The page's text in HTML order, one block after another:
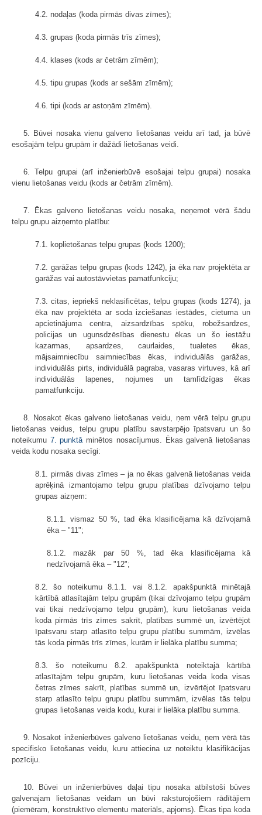
4.2. nodaļas (koda pirmās divas zīmes);
4.3. grupas (koda pirmās trīs zīmes);
4.4. klases (kods ar četrām zīmēm);
4.5. tipu grupas (kods ar sešām zīmēm);
4.6. tipi (kods ar astoņām zīmēm).
5. Būvei nosaka vienu galveno lietošanas veidu arī tad, ja būvē
esošajām telpu grupām ir dažādi lietošanas veidi.
6. Telpu grupai (arī inženierbūvē esošajai telpu grupai) nosaka
vienu lietošanas veidu (kods ar četrām zīmēm).
7. Ēkas galveno lietošanas veidu nosaka, neņemot vērā šādu
telpu grupu aizņemto platību:
7.1. koplietošanas telpu grupas (kods 1200);
7.2. garāžas telpu grupas (kods 1242), ja ēka nav projektēta ar
garāžas vai autostāvvietas pamatfunkciju;
7.3. citas, iepriekš neklasificētas, telpu grupas (kods 1274), ja
ēka nav projektēta ar soda izciešanas iestādes, cietuma un
apcietinājuma centra, aizsardzības spēku, robežsardzes,
policijas un ugunsdzēsības dienestu ēkas un šo iestāžu
kazarmas, apsardzes, caurlaides, tualetes ēkas,
mājsaimniecību saimniecības ēkas, individuālās garāžas,
individuālās pirts, individuālā pagraba, vasaras virtuves, kā arī
individuālās lapenes, nojumes un tamlīdzīgas ēkas
pamatfunkciju.
8. Nosakot ēkas galveno lietošanas veidu, ņem vērā telpu grupu
lietošanas veidus, telpu grupu platību savstarpējo īpatsvaru un šo
noteikumu 7. punktā minētos nosacījumus. Ēkas galvenā lietošanas
veida kodu nosaka secīgi:
8.1. pirmās divas zīmes – ja no ēkas galvenā lietošanas veida
aprēķinā izmantojamo telpu grupu platības dzīvojamo telpu
grupas aizņem:
8.1.1. vismaz 50 %, tad ēka klasificējama kā dzīvojamā
ēka – "11";
8.1.2. mazāk par 50 %, tad ēka klasificējama kā
nedzīvojamā ēka – "12";
8.2. šo noteikumu 8.1.1. vai 8.1.2. apakšpunktā minētajā
kārtībā atlasītajām telpu grupām (tikai dzīvojamo telpu grupām
vai tikai nedzīvojamo telpu grupām), kuru lietošanas veida
koda pirmās trīs zīmes sakrīt, platības summē un, izvērtējot
īpatsvaru starp atlasīto telpu grupu platību summām, izvēlas
tās koda pirmās trīs zīmes, kurām ir lielāka platību summa;
8.3. šo noteikumu 8.2. apakšpunktā noteiktajā kārtībā
atlasītajām telpu grupām, kuru lietošanas veida koda visas
četras zīmes sakrīt, platības summē un, izvērtējot īpatsvaru
starp atlasīto telpu grupu platību summām, izvēlas tās telpu
grupas lietošanas veida kodu, kurai ir lielāka platību summa.
9. Nosakot inženierbūves galveno lietošanas veidu, ņem vērā tās
specifisko lietošanas veidu, kuru attiecina uz noteiktu klasifikācijas
pozīciju.
10. Būvei un inženierbūves daļai tipu nosaka atbilstoši būves
galvenajam lietošanas veidam un būvi raksturojošiem rādītājiem
(piemēram, konstruktīvo elementu materiāls, apjoms). Ēkas tipa koda